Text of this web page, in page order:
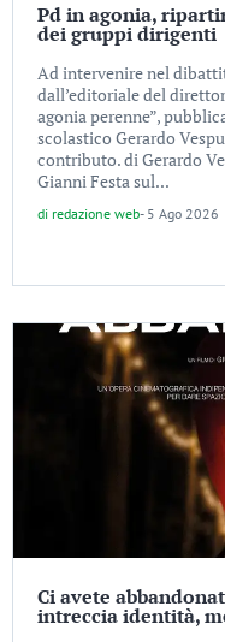
Pd in agonia,
dei gruppi dirigenti
Ad intervenire nel
dall’editoriale del
agonia perenne”,
scolastico Gerardo
contributo. di Gerardo
Gianni Festa sul...
di redazione web- 5 Ago 2026
Ci avete
intreccia identità,